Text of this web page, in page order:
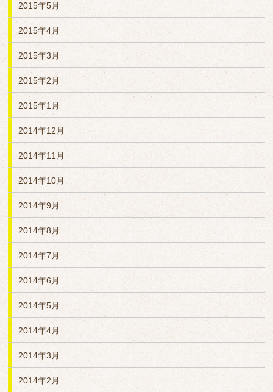
2015年5月
2015年4月
2015年3月
2015年2月
2015年1月
2014年12月
2014年11月
2014年10月
2014年9月
2014年8月
2014年7月
2014年6月
2014年5月
2014年4月
2014年3月
2014年2月